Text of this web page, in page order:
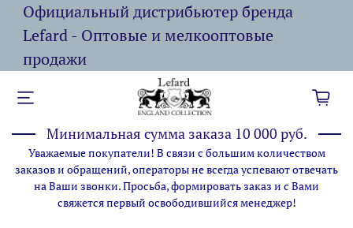
Официальный дистрибьютер бренда
Lefard - Оптовые и мелкооптовые
продажи
Минимальная сумма заказа 10 000 руб.
Уважаемые покупатели! В связи с большим количеством
заказов и обращений, операторы не всегда успевают отвечать
на Ваши звонки. Просьба, формировать заказ и с Вами
свяжется первый освободившийся менеджер!